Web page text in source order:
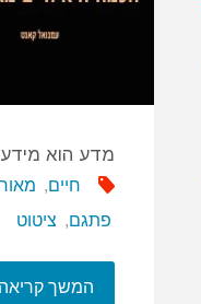
מדע הוא
חיים,
פתגם, ציטוט
המשך קריאה